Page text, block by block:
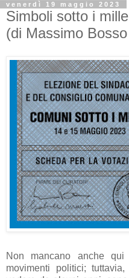
venerdì 19 maggio 2023
Simboli sotto i
(di Massimo
Non mancano anche
movimenti politici;